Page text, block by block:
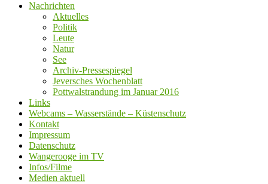
Nachrichten
Aktuelles
Politik
Leute
Natur
See
Archiv-Pressespiegel
Jeversches Wochenblatt
Pottwalstrandung im Januar 2016
Links
Webcams – Wasserstände – Küstenschutz
Kontakt
Impressum
Datenschutz
Wangerooge im TV
Infos/Filme
Medien aktuell